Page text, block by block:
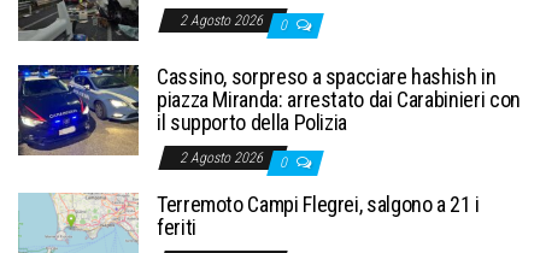
2 Agosto 2026 0
Cassino, sorpreso a spacciare hashish in
piazza Miranda: arrestato dai Carabinieri con
il supporto della Polizia
2 Agosto 2026 0
Terremoto Campi Flegrei, salgono a 21 i
feriti